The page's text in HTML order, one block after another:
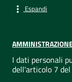
Espandi
I dati personali
dell'articolo 7